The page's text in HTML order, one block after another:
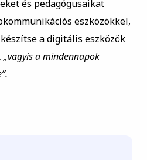
és pedagógusaikat
eszközökkel,
a digitális eszközök
„vagyis a mindennapok